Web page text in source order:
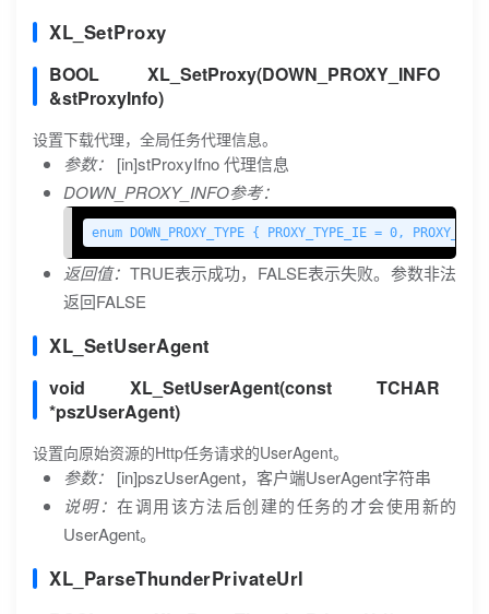
XL_SetProxy
BOOL XL_SetProxy(DOWN_PROXY_INFO
&stProxyInfo)
设置下载代理，全局任务代理信息。
参数：
[in]stProxyIfno 代理信息
DOWN_PROXY_INFO参考：
enum DOWN_PROXY_TYPE { PROXY_TYPE_IE = 0,
返回值： TRUE表示成功，FALSE表示失败。参数非法
返回FALSE
XL_SetUserAgent
void XL_SetUserAgent(const TCHAR
*pszUserAgent)
设置向原始资源的Http任务请求的UserAgent。
参数：
[in]pszUserAgent，客户端UserAgent字符串
说明：在调用该方法后创建的任务的才会使用新的
UserAgent。
XL_ParseThunderPrivateUrl